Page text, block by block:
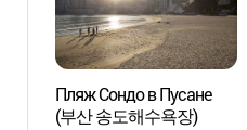
Пляж Сондо в Пусане
(부산 송도해수욕장)